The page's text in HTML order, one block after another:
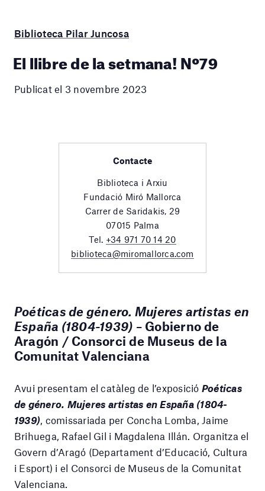
Biblioteca Pilar Juncosa
El llibre de la setmana! Nº79
Publicat el 3 novembre 2023
Contacte
Biblioteca i Arxiu
Fundació Miró Mallorca
Carrer de Saridakis, 29
07015 Palma
Tel. +34 971 70 14 20
biblioteca@miromallorca.com
Poéticas de género. Mujeres artistas en
España (1804-1939) – Gobierno de
Aragón / Consorci de Museus de la
Comunitat Valenciana
Avui presentam el catàleg de l’exposició Poéticas
de género. Mujeres artistas en España (1804-
1939), comissariada per Concha Lomba, Jaime
Brihuega, Rafael Gil i Magdalena Illán. Organitza el
Govern d’Aragó (Departament d’Educació, Cultura
i Esport) i el Consorci de Museus de la Comunitat
Valenciana.